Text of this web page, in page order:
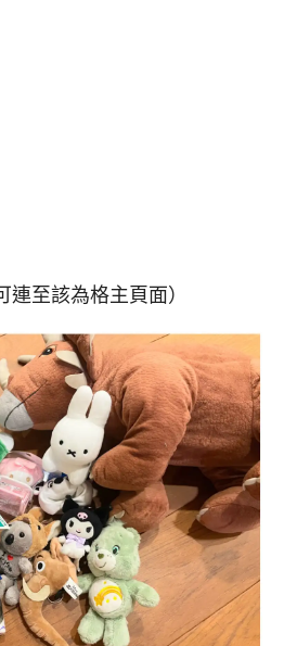
連至該為格主頁面）